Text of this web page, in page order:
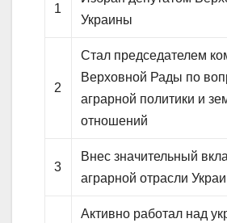
1
Украины
2
Стал председателем
Верховной Рады по
аграрной политики и
отношений
3
Внес значительный
аграрной отрасли
Активно работал над